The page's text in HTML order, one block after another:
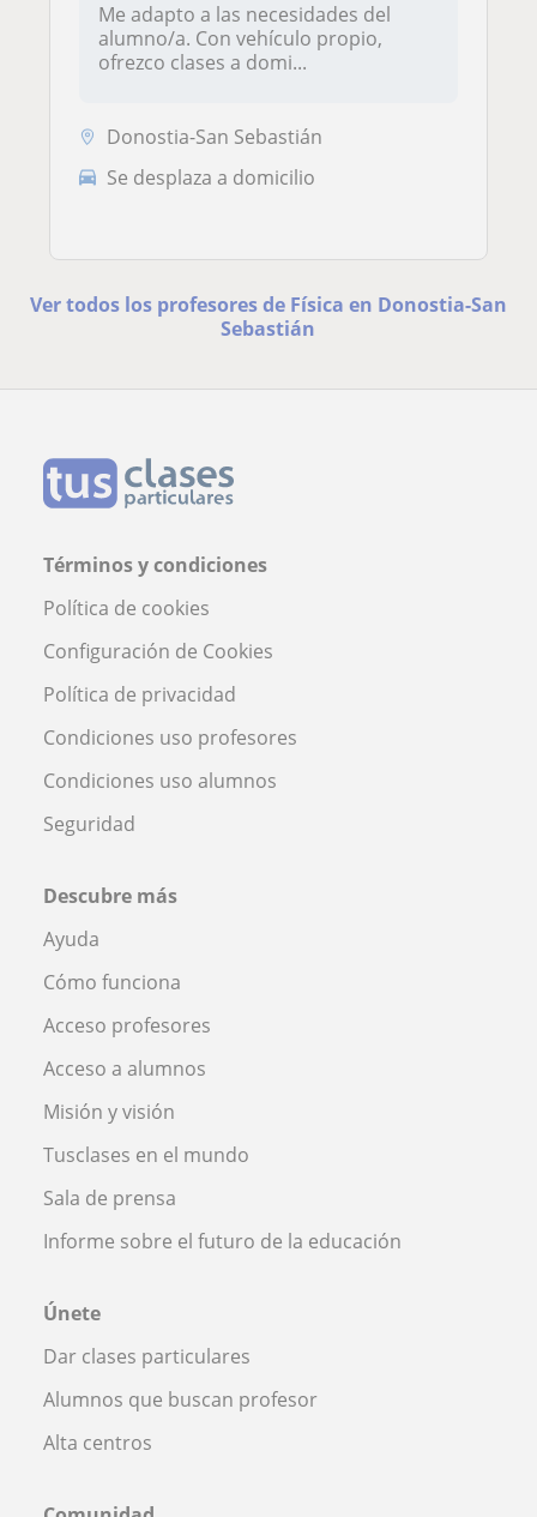
Me adapto a las necesidades del
alumno/a. Con vehículo propio,
ofrezco clases a domi...
Donostia-San Sebastián
Se desplaza a domicilio
Ver todos los profesores de Física en Donostia-San
Sebastián
Términos y condiciones
Política de cookies
Configuración de Cookies
Política de privacidad
Condiciones uso profesores
Condiciones uso alumnos
Seguridad
Descubre más
Ayuda
Cómo funciona
Acceso profesores
Acceso a alumnos
Misión y visión
Tusclases en el mundo
Sala de prensa
Informe sobre el futuro de la educación
Únete
Dar clases particulares
Alumnos que buscan profesor
Alta centros